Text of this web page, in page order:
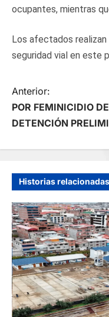
ocupantes, mientras
Los afectados realizan
seguridad vial en este
N
a
v
e
g
a
c
i
ó
Anterior:
POR FEMINICIDIO
DETENCIÓN
Historias relacionadas